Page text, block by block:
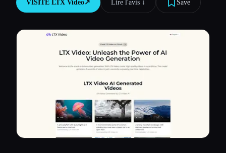
VISITE LTX Video↗︎ Lire l'avis ↓︎ Save